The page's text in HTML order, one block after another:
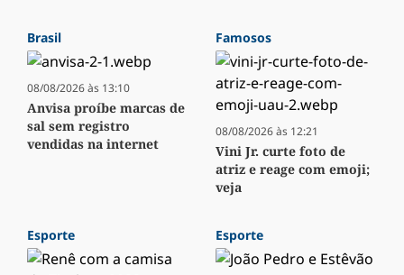
Brasil
08/08/2026 às 13:10
Anvisa proíbe marcas de
sal sem registro
vendidas na internet
Famosos
08/08/2026 às 12:21
Vini Jr. curte foto de
atriz e reage com emoji;
veja
Esporte Esporte